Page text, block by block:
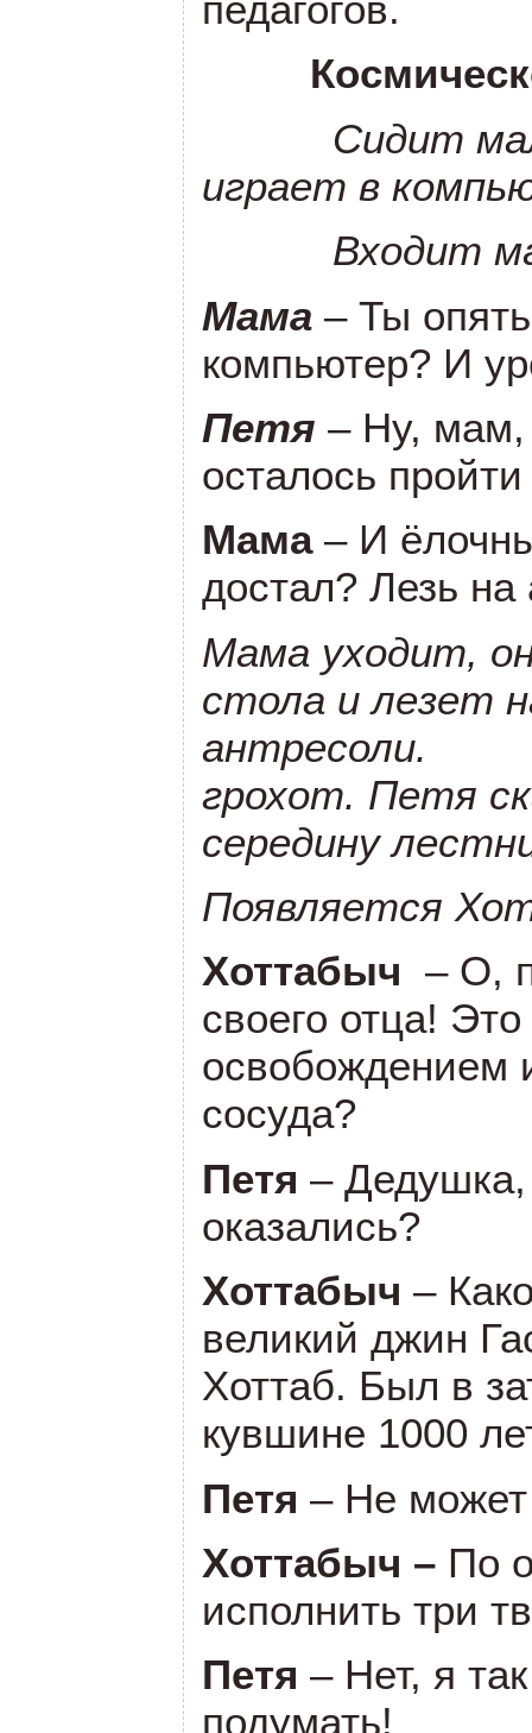
Сидит
играет в
Входит
Мама – Ты
компьютер? И
Петя – Ну, мам,
осталось
Мама – И
достал? Лезь на
Мама уходит,
стола и лезет
грохот. Петя
середину
Появляется
Хоттабыч – О,
своего отца!
освобождением
сосуда?
Петя – Дедушка,
оказались?
Хоттабыч –
великий джин
Хоттаб. Был в
кувшине 1000
Петя – Не
Хоттабыч – По
исполнить три
Петя – Нет, я
подумать!